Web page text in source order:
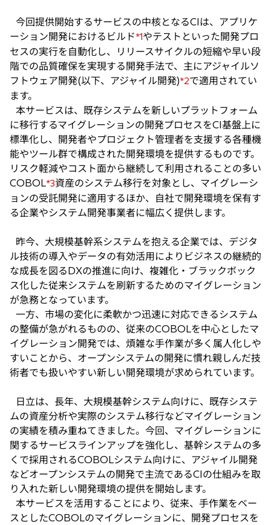
今回提供開始するサービスの中核となるCIは、アプリケ
ーション開発におけるビルド*1やテストといった開発プロ
セスの実行を自動化し、リリースサイクルの短縮や早い段
階での品質確保を実現する開発手法で、主にアジャイルソ
フトウェア開発(以下、アジャイル開発)*2で適用されてい
ます。
本サービスは、既存システムを新しいプラットフォーム
に移行するマイグレーションの開発プロセスをCI基盤上に
標準化し、開発者やプロジェクト管理者を支援する各種機
能やツール群で構成された開発環境を提供するものです。
リスク軽減やコスト面から継続して利用されることの多い
COBOL*3資産のシステム移行を対象とし、マイグレーシ
ョンの受託開発に適用するほか、自社で開発環境を保有す
る企業やシステム開発事業者に幅広く提供します。
昨今、大規模基幹系システムを抱える企業では、デジタ
ル技術の導入やデータの有効活用によりビジネスの継続的
な成長を図るDXの推進に向け、複雑化・ブラックボック
ス化した従来システムを刷新するためのマイグレーション
が急務となっています。
一方、市場の変化に柔軟かつ迅速に対応できるシステム
の整備が急がれるものの、従来のCOBOLを中心としたマ
イグレーション開発では、煩雑な手作業が多く属人化しや
すいことから、オープンシステムの開発に慣れ親しんだ技
術者でも扱いやすい新しい開発環境が求められています。
日立は、長年、大規模基幹システム向けに、既存システ
ムの資産分析や実際のシステム移行などマイグレーション
の実績を積み重ねてきました。今回、マイグレーションに
関するサービスラインアップを強化し、基幹システムの多
くで採用されるCOBOLシステム向けに、アジャイル開発
などオープンシステムの開発で主流であるCIの仕組みを取
り入れた新しい開発環境の提供を開始します。
本サービスを活用することにより、従来、手作業をベー
スとしたCOBOLのマイグレーションに、開発プロセスを